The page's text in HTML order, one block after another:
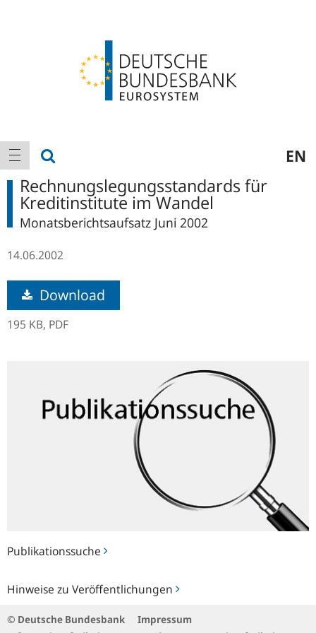
Hauptnavigation
Navigation anzeigen EN
Publikationssuche
Hinweise zu Veröffentlichungen
zu
Rechnungslegungsstandards für
Kreditinstitute im Wandel
Monatsberichtsaufsatz Juni 2002
14.06.2002
Download
195 KB, PDF
© Deutsche Bundesbank
Impressum